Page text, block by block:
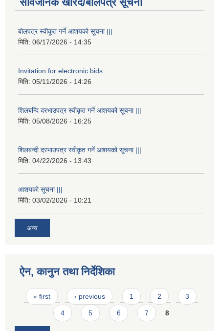
बोलपत्र स्वीकूत गर्ने आशयको सूचना |||
मिति: 06/17/2026 - 14:35
Invitation for electronic bids
मिति: 05/11/2026 - 14:26
शिलबन्दि दरभाउपत्र स्वीकृत गर्ने आशयको सूचना |||
मिति: 05/08/2026 - 16:25
शिलबन्दी दरभाउपत्र स्वीकृत गर्ने आशयको सूचना |||
मिति: 04/22/2026 - 13:43
आशयको सूचना |||
मिति: 03/02/2026 - 10:21
अन्य
ऐन, कानुन तथा निर्देशिका
Pages
« first ‹ previous 1 2 3
4 5 6 7 8